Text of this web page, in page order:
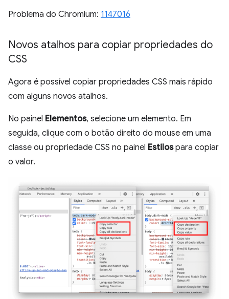
Problema do Chromium: 1147016
Novos atalhos para copiar propriedades do
CSS
Agora é possível copiar propriedades CSS mais rápido
com alguns novos atalhos.
No painel Elementos, selecione um elemento. Em
seguida, clique com o botão direito do mouse em uma
classe ou propriedade CSS no painel Estilospara copiar
o valor.